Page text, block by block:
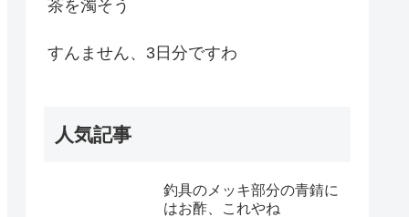
茶を濁そう
すんません、3日分ですわ
人気記事
釣具のメッキ部分の青錆に
はお酢、これやね